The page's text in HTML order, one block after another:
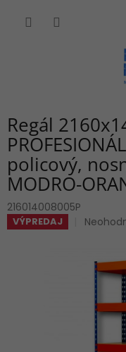
Regál
policový,
MODRO-
216014008005P
VÝPREDAJ
0,0